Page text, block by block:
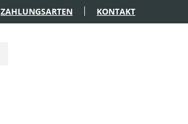
ZAHLUNGSARTEN KONTAKT